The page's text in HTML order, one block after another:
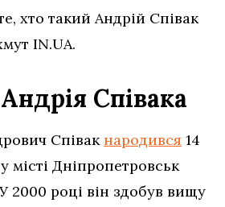
хто такий Андрій Співак
IN.UA.
Співака
Співак народився 14
місті Дніпропетровськ
2000 році він здобув вищу